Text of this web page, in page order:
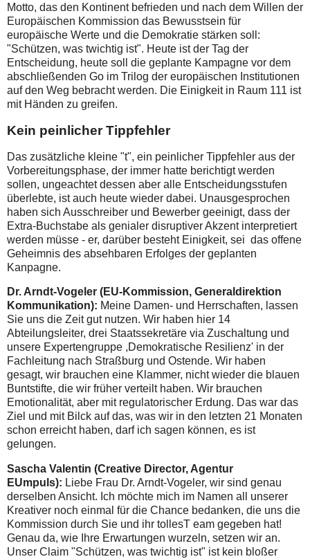
Motto, das den Kontinent befrieden und nach dem Willen der
Europäischen Kommission das Bewusstsein für
europäische Werte und die Demokratie stärken soll:
"Schützen, was twichtig ist". Heute ist der Tag der
Entscheidung, heute soll die geplante Kampagne vor dem
abschließenden Go im Trilog der europäischen Institutionen
auf den Weg bebracht werden. Die Einigkeit in Raum 111 ist
mit Händen zu greifen.
Kein peinlicher Tippfehler
Das zusätzliche kleine "t", ein peinlicher Tippfehler aus der
Vorbereitungsphase, der immer hatte berichtigt werden
sollen, ungeachtet dessen aber alle Entscheidungsstufen
überlebte, ist auch heute wieder dabei. Unausgesprochen
haben sich Ausschreiber und Bewerber geeinigt, dass der
Extra-Buchstabe als genialer disruptiver Akzent interpretiert
werden müsse - er, darüber besteht Einigkeit, sei das offene
Geheimnis des absehbaren Erfolges der geplanten
Kanpagne.
Dr. Arndt-Vogeler (EU-Kommission, Generaldirektion
Kommunikation): Meine Damen- und Herrschaften, lassen
Sie uns die Zeit gut nutzen. Wir haben hier 14
Abteilungsleiter, drei Staatssekretäre via Zuschaltung und
unsere Expertengruppe ,Demokratische Resilienz' in der
Fachleitung nach Straßburg und Ostende. Wir haben
gesagt, wir brauchen eine Klammer, nicht wieder die blauen
Buntstifte, die wir früher verteilt haben. Wir brauchen
Emotionalität, aber mit regulatorischer Erdung. Das war das
Ziel und mit Bilck auf das, was wir in den letzten 21 Monaten
schon erreicht haben, darf ich sagen können, es ist
gelungen.
Sascha Valentin (Creative Director, Agentur
EUmpuls): Liebe Frau Dr. Arndt-Vogeler, wir sind genau
derselben Ansicht. Ich möchte mich im Namen all unserer
Kreativer noch einmal für die Chance bedanken, die uns die
Kommission durch Sie und ihr tollesT eam gegeben hat!
Genau da, wie Ihre Erwartungen wurzeln, setzen wir an.
Unser Claim "Schützen, was twichtig ist" ist kein bloßer